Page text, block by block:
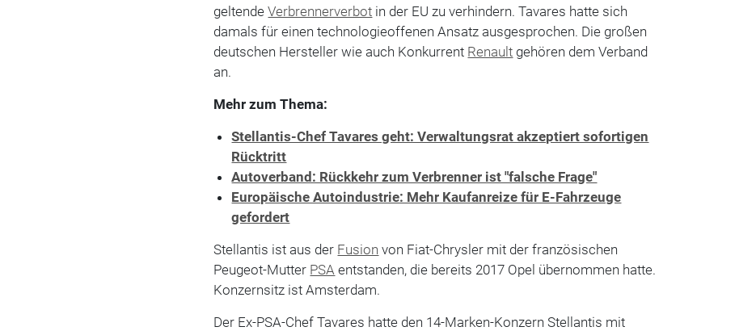
geltendeVerbrennerverbot in der EU zu verhindern. Tavares hatte sich
damals für einen technologieoffenen Ansatz ausgesprochen. Die großen
deutschen Hersteller wie auch Konkurrent Renault gehören dem Verband
an.
Mehr zum Thema:
Stellantis-Chef Tavares geht: Verwaltungsrat akzeptiert sofortigen
Rücktritt
Autoverband: Rückkehr zum Verbrenner ist "falsche Frage"
Europäische Autoindustrie: Mehr Kaufanreize für E-Fahrzeuge
gefordert
Stellantis ist aus der Fusion von Fiat-Chrysler mit der französischen
Peugeot-Mutter PSA entstanden, die bereits 2017 Opel übernommen hatte.
Konzernsitz ist Amsterdam.
Der Ex-PSA-Chef Tavares hatte den 14-Marken-Konzern Stellantis mit